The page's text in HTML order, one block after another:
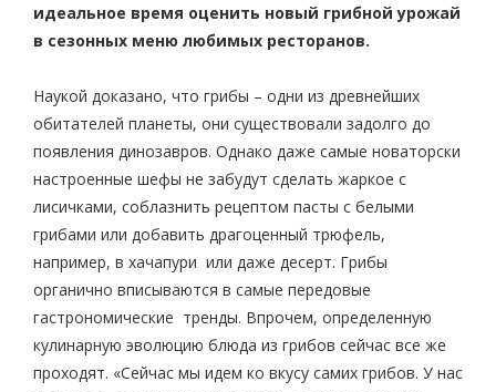
идеальное время оценить новый грибной урожай
в сезонных меню любимых ресторанов.
Наукой доказано, что грибы – одни из древнейших
обитателей планеты, они существовали задолго до
появления динозавров. Однако даже самые новаторски
настроенные шефы не забудут сделать жаркое с
лисичками, соблазнить рецептом пасты с белыми
грибами или добавить драгоценный трюфель,
например, в хачапури или даже десерт. Грибы
органично вписываются в самые передовые
гастрономические тренды. Впрочем, определенную
кулинарную эволюцию блюда из грибов сейчас все же
проходят. «Сейчас мы идем ко вкусу самих грибов. У нас